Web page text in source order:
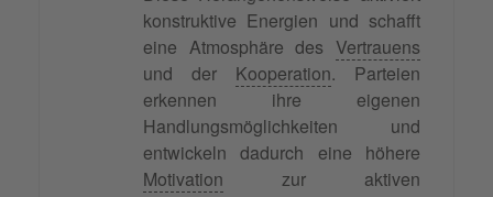
konstruktive Energien und schafft
eine Atmosphäre des Vertrauens
und der Kooperation. Parteien
erkennen ihre eigenen
Handlungsmöglichkeiten und
entwickeln dadurch eine höhere
Motivation zur aktiven